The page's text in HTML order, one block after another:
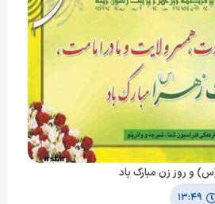
و روز زن مبارک باد
۱۳:۴۹